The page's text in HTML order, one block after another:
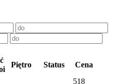
Piętro Status Cena
518